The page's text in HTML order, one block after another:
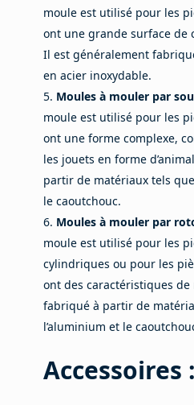
moule est utilisé pour les
ont une grande surface de
Il est généralement
en acier inoxydable.
Moules à mouler par
moule est utilisé pour les
ont une forme complexe,
les jouets en forme
partir de matériaux tels que
le caoutchouc.
Moules à mouler par
moule est utilisé pour les
cylindriques ou pour les
ont des caractéristiques
fabriqué à partir de
l’aluminium et le
Accessoires :